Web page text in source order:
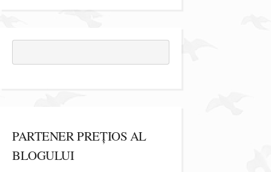
PARTENER PREȚIOS AL
BLOGULUI